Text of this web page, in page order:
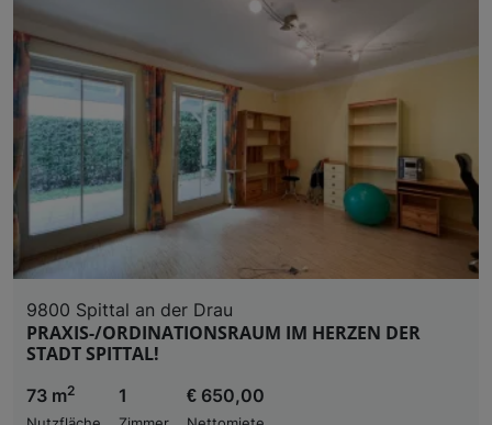
9800 Spittal an der Drau
PRAXIS-/ORDINATIONSRAUM IM HERZEN DER
STADT SPITTAL!
73 m2
1 € 650,00